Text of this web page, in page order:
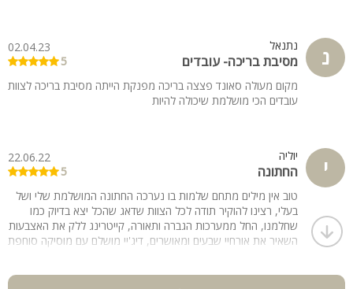
נ נתנאל
מסיבת בריכה- עובדים
02.04.23
5
מקום מעולה סאונד פצצה בריכה מפנקת הייתה מסיבת בריכה לצוות
עובדים הכי מושלמת שיכולה להיות
י יוליה
החתונה
22.06.22
5
טוב אין מילים מתחם שלמות בו נערכה החתונה המושלמת שלי ושל
בעלי, רצינו להוקיר תודה לכל הצוות שדאג שהכל יצא בדיוק כמו
שחלמנו, החל ממערכות הגברה ותאורה, קייטרינג ללק את האצבעות
השאיר את אורחיי שבעים ומאושרים, דיג'יי מושלם עם מוסיקה סוחפת